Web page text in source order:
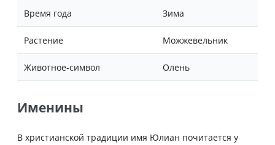
Время года Зима
Растение Можжевельник
Животное-символ Олень
Именины
В христианской традиции имя Юлиан почитается у